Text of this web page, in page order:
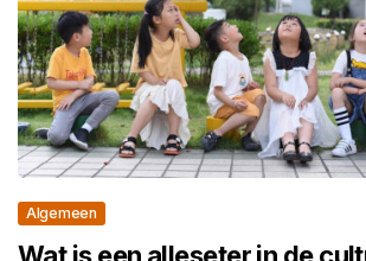
Algemeen